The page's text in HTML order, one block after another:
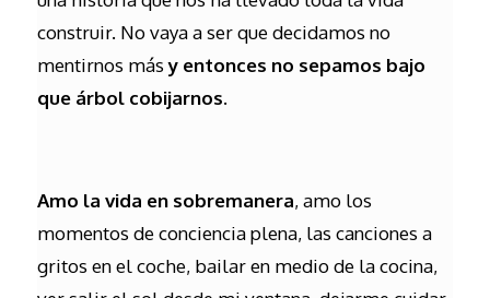
construir. No vaya a ser que decidamos no
mentirnos másy entonces no sepamos bajo
que árbol cobijarnos.
Amo la vida en sobremanera, amo los
momentos de conciencia plena, las canciones a
gritos en el coche, bailar en medio de la cocina,